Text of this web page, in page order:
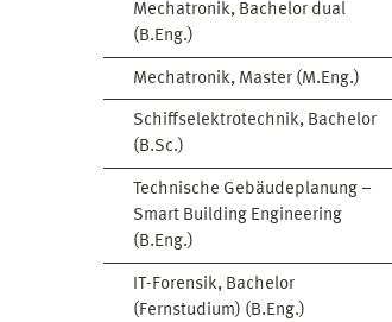
Mechatronik, Bachelor dual
(B.Eng.)
Mechatronik, Master (M.Eng.)
Schiffselektrotechnik, Bachelor
(B.Sc.)
Technische Gebäudeplanung –
Smart Building Engineering
(B.Eng.)
IT-Forensik, Bachelor
(Fernstudium) (B.Eng.)